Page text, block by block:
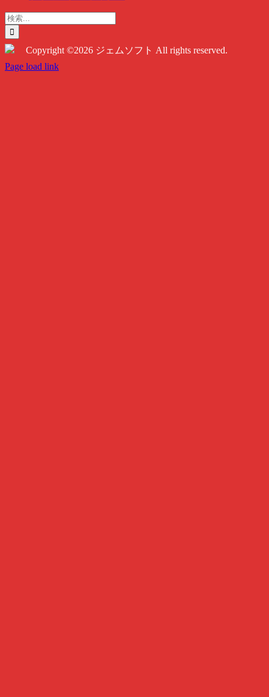
検
索
…
Copyright ©2026 ジェムソフト All rights reserved.
Twitter
Instagram
Facebook
Page load link